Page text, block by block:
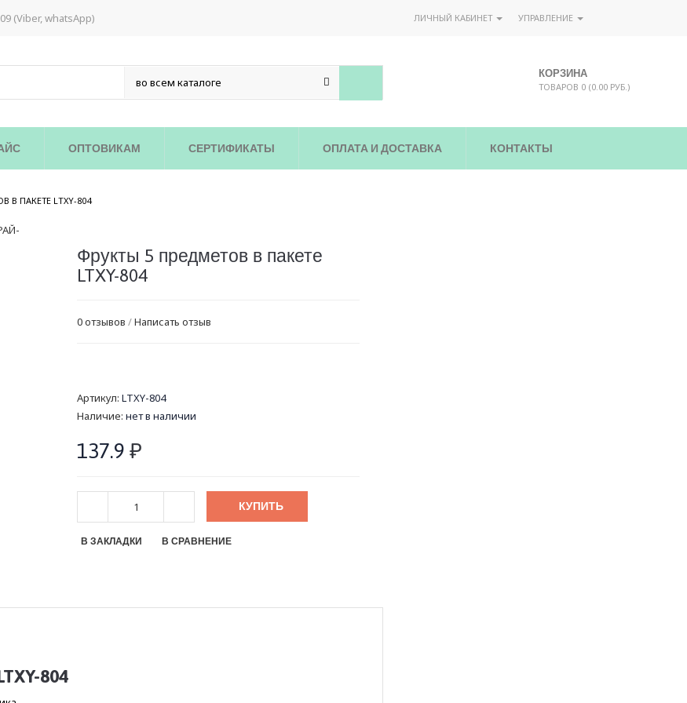
(Viber, whatsApp) ЛИЧНЫЙ КАБИНЕТ УПРАВЛЕНИЕ
КОРЗИНА
ТОВАРОВ 0 (0.00 РУБ.)
ОПТОВИКАМ СЕРТИФИКАТЫ ОПЛАТА И ДОСТАВКА КОНТАКТЫ
В ПАКЕТЕ LTXY-804
Фрукты 5 предметов в пакете
LTXY-804
0 отзывов /Написать отзыв
Артикул: LTXY-804
Наличие: нет в наличии
137.9 ₽
КУПИТЬ
В ЗАКЛАДКИ В СРАВНЕНИЕ
804